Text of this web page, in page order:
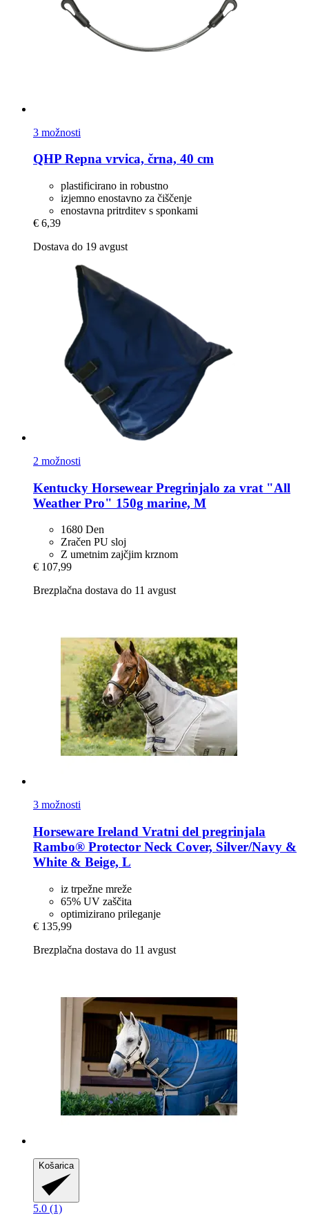
3 možnosti
QHP Repna vrvica, črna, 40 cm
plastificirano in robustno
izjemno enostavno za čiščenje
enostavna pritrditev s sponkami
€ 6,39
Dostava do 19 avgust
2 možnosti
Kentucky Horsewear Pregrinjalo za vrat "All
Weather Pro" 150g marine, M
1680 Den
Zračen PU sloj
Z umetnim zajčjim krznom
€ 107,99
Brezplačna dostava do 11 avgust
3 možnosti
Horseware Ireland Vratni del pregrinjala
Rambo® Protector Neck Cover, Silver/Navy &
White & Beige, L
iz trpežne mreže
65% UV zaščita
optimizirano prileganje
€ 135,99
Brezplačna dostava do 11 avgust
Košarica
5.0 (1)